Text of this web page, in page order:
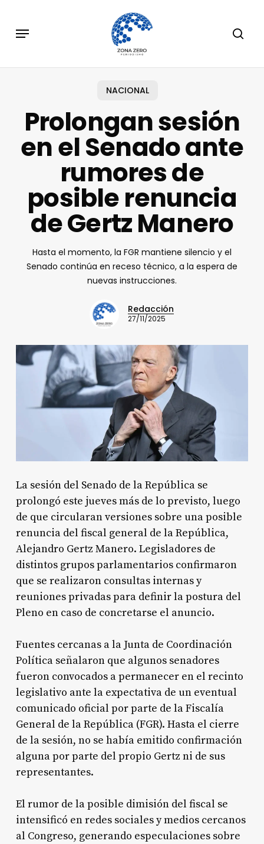
main
Menu
NACIONAL
Prolongan sesión
en el Senado ante
rumores de
posible renuncia
de Gertz Manero
Hasta el momento, la FGR mantiene silencio y el
Senado continúa en receso técnico, a la espera de
nuevas instrucciones.
Redacción
27/11/2025
La sesión del Senado de la República se
prolongó este jueves más de lo previsto, luego
de que circularan versiones sobre una posible
renuncia del fiscal general de la República,
Alejandro Gertz Manero. Legisladores de
distintos grupos parlamentarios confirmaron
que se realizaron consultas internas y
reuniones privadas para definir la postura del
Pleno en caso de concretarse el anuncio.
Fuentes cercanas a la Junta de Coordinación
Política señalaron que algunos senadores
fueron convocados a permanecer en el recinto
legislativo ante la expectativa de un eventual
comunicado oficial por parte de la Fiscalía
General de la República (FGR). Hasta el cierre
de la sesión, no se había emitido confirmación
alguna por parte del propio Gertz ni de sus
representantes.
El rumor de la posible dimisión del fiscal se
intensificó en redes sociales y medios cercanos
al Congreso, generando especulaciones sobre